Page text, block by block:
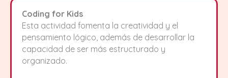
Coding for Kids
Esta actividad fomenta la creatividad y el
pensamiento lógico, además de desarrollar la
capacidad de ser más estructurado y
organizado.